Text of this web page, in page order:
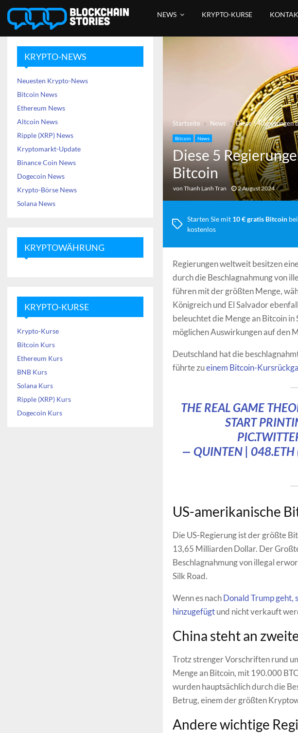
NEWS KRYPTO-KURSE
Startseite News Diese 5 Regierungen
Bitcoin News
Diese 5
Bitcoin
von Thanh Lanh Tran 2 August 2024
Starten Sie mit 10 € gratis Bitcoin
kostenlos
Regierungen weltweit besitzen
durch die Beschlagnahmung von
führen mit der größten Menge,
Königreich und El Salvador
beleuchtet die Menge an Bitcoin
möglichen Auswirkungen auf den
Deutschland hat die
führte zueinem Bitcoin-
THE REAL GAME
START
— QUINTEN | 048.ETH
US-amerikanische
Die US-Regierung ist der größte
13,65 Milliarden Dollar. Der
Beschlagnahmung von illegal
Silk Road.
Wenn es nachDonald Trump geht,
hinzugefügtund nicht verkauft
China steht an
Trotz strenger Vorschriften rund
Menge an Bitcoin, mit 190.000
wurden hauptsächlich durch die
Betrug, einem der größten
Andere wichtige
KRYPTO-NEWS
Neuesten Krypto-News
Bitcoin News
Ethereum News
Altcoin News
Ripple (XRP) News
Kryptomarkt-Update
Binance Coin News
Dogecoin News
Krypto-Börse News
Solana News
KRYPTOWÄHRUNG
KRYPTO-KURSE
Krypto-Kurse
Bitcoin Kurs
Ethereum Kurs
BNB Kurs
Solana Kurs
Ripple (XRP) Kurs
Dogecoin Kurs